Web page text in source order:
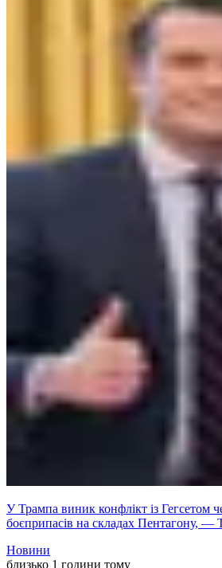
У Трампа виник конфлікт із Гегсетом
боєприпасів на складах Пентагону, —
Новини
близько 1 години тому